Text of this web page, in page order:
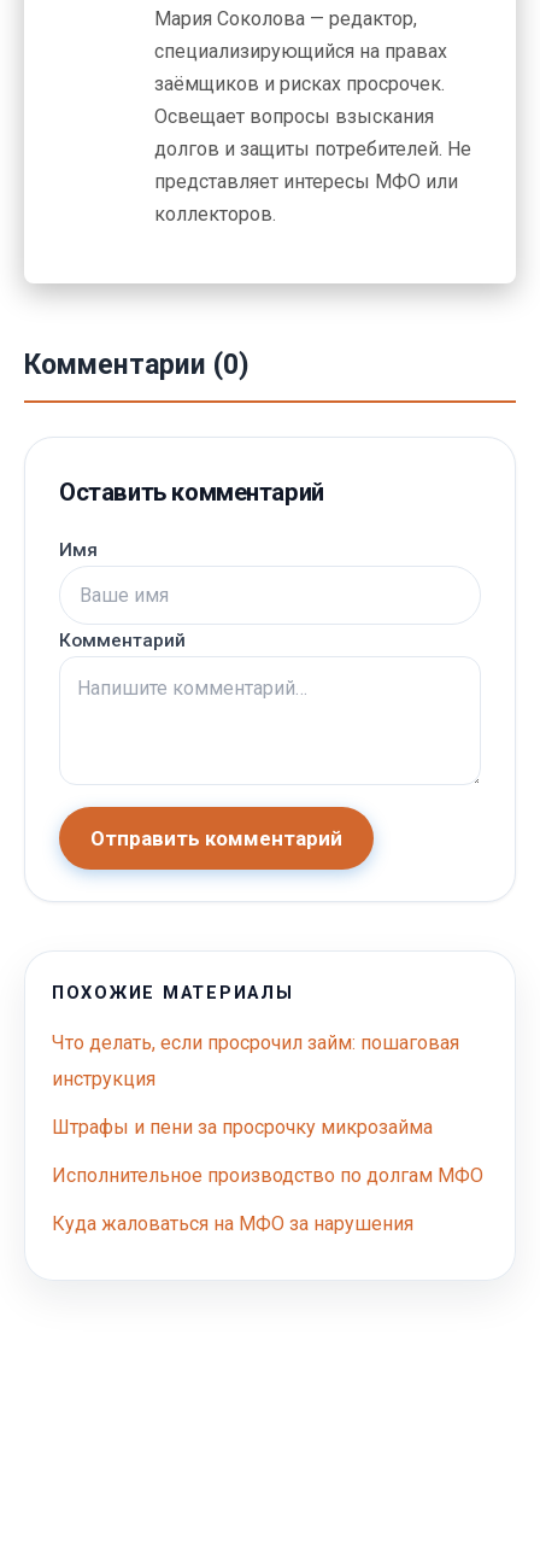
Мария Соколова — редактор,
специализирующийся на правах
заёмщиков и рисках просрочек.
Освещает вопросы взыскания
долгов и защиты потребителей. Не
представляет интересы МФО или
коллекторов.
Комментарии (0)
Оставить комментарий
Имя
Комментарий
Отправить комментарий
ПОХОЖИЕ МАТЕРИАЛЫ
Что делать, если просрочил займ: пошаговая
инструкция
Штрафы и пени за просрочку микрозайма
Исполнительное производство по долгам МФО
Куда жаловаться на МФО за нарушения